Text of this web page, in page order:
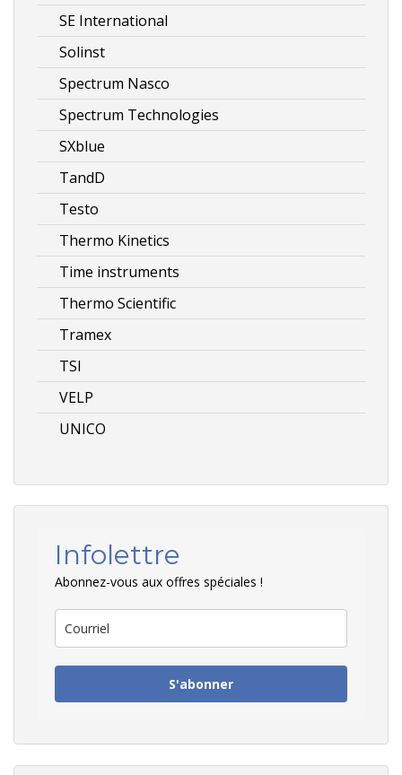
SE International
Solinst
Spectrum Nasco
Spectrum Technologies
SXblue
TandD
Testo
Thermo Kinetics
Time instruments
Thermo Scientific
Tramex
TSI
VELP
UNICO
Infolettre
Abonnez-vous aux offres spéciales !
S'abonner